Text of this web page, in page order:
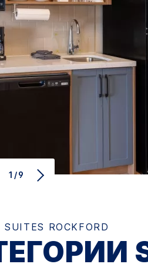
1/9
SUITES ROCKFORD